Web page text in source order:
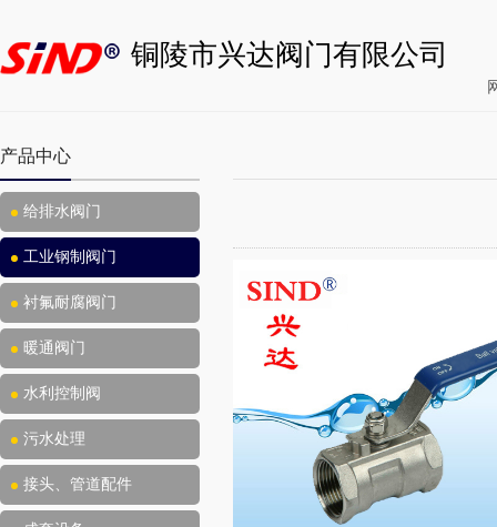
铜陵市兴达阀门有限公司
产品中心
给排水阀门
工业钢制阀门
衬氟耐腐阀门
暖通阀门
水利控制阀
污水处理
接头、管道配件